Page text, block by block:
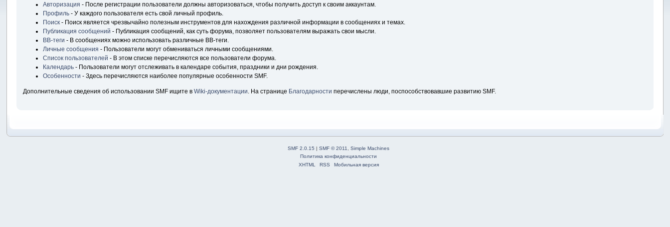
Авторизация - После регистрации пользователи должны авторизоваться, чтобы получить доступ к своим аккаунтам.
Профиль- У каждого пользователя есть свой личный профиль.
Поиск- Поиск является чрезвычайно полезным инструментов для нахождения различной информации в сообщениях и темах.
Публикация сообщений - Публикация сообщений, как суть форума, позволяет пользователям выражать свои мысли.
BB-теги - В сообщениях можно использовать различные BB-теги.
Личные сообщения - Пользователи могут обмениваться личными сообщениями.
Список пользователей - В этом списке перечисляются все пользователи форума.
Календарь- Пользователи могут отслеживать в календаре события, праздники и дни рождения.
Особенности - Здесь перечисляются наиболее популярные особенности SMF.
Дополнительные сведения об использовании SMF ищите в Wiki-документации . На странице Благодарности перечислены люди, поспособствовавшие развитию SMF.
SMF 2.0.15 |SMF © 2011,Simple Machines
Политика конфиденциальности
XHTML
RSS Мобильная версия